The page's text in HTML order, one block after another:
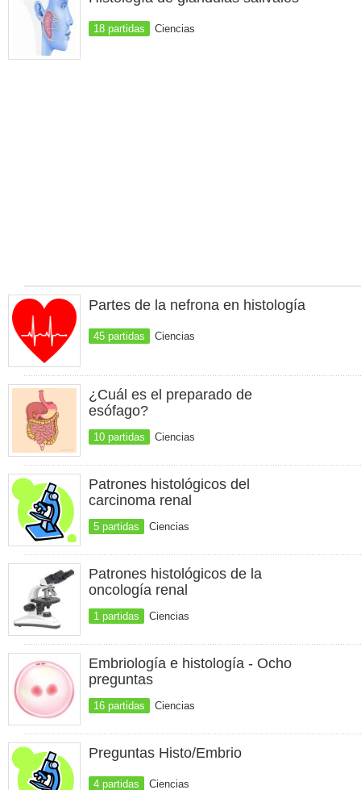
18 partidas Ciencias
Partes de la nefrona en histología
45 partidas Ciencias
¿Cuál es el preparado de
esófago?
10 partidas Ciencias
Patrones histológicos del
carcinoma renal
5 partidas Ciencias
Patrones histológicos de la
oncología renal
1 partidas Ciencias
Embriología e histología - Ocho
preguntas
16 partidas Ciencias
Preguntas Histo/Embrio
4 partidas Ciencias